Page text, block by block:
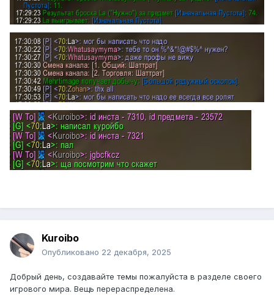
Kuroibo
Опубликовано 22 декабря, 2025
Добрый день, создавайте темы пожалуйста в разделе своего
игрового мира. Вещь перераспределена.